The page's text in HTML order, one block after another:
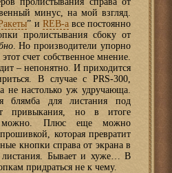
минус, на мой взгляд.
” и REB-авсе постоянно
пролистывания сбоку от
. Но производители упорно
счет собственное мнение.
– непонятно. И приходится
В случае с PRS-300,
не настолько уж удручающа.
блямба для листания под
привыкания, но в итоге
можно. Плюс еще можно
прошивкой, которая превратит
кнопки справа от экрана в
листания. Бывает и хуже… В
придраться не к чему.